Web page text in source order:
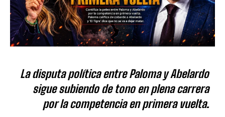
La disputa política entre Paloma y Abelardo
sigue subiendo de tono en plena carrera
por la competencia en primera vuelta.